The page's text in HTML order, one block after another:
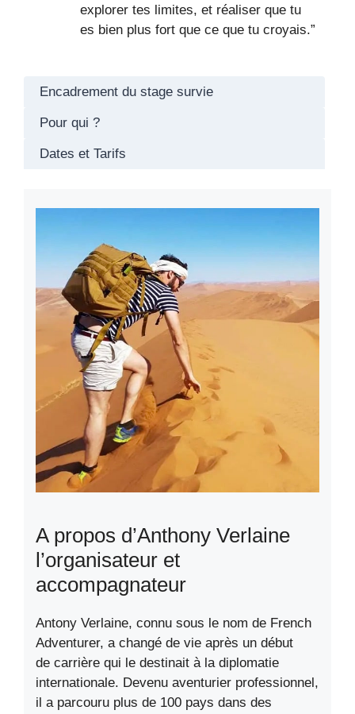
explorer tes limites, et réaliser que tu
es bien plus fort que ce que tu croyais.”
Encadrement du stage survie
Pour qui ?
Dates et Tarifs
A propos d’Anthony Verlaine
l’organisateur et
accompagnateur
Antony Verlaine, connu sous le nom de French
Adventurer, a changé de vie après un début
de carrière qui le destinait à la diplomatie
internationale. Devenu aventurier professionnel,
il a parcouru plus de 100 pays dans des